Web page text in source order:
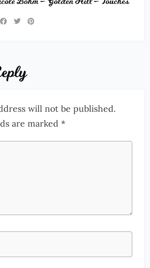
will not be published.
are marked *